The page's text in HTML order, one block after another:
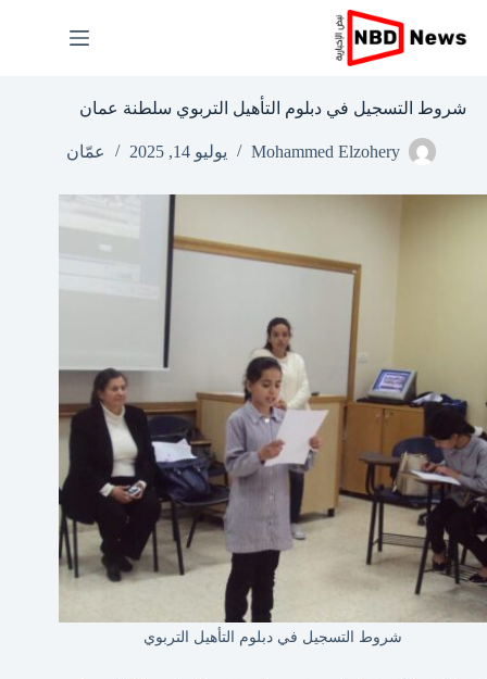
إلى
المحتوى
شروط التسجيل في دبلوم التأهيل التربوي سلطنة عمان
Mohammed Elzohery يوليو 14, 2025 عمّان
شروط التسجيل في دبلوم التأهيل التربوي